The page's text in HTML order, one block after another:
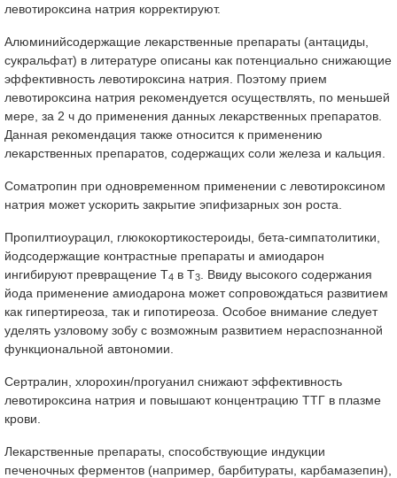
левотироксина натрия корректируют.
Алюминийсодержащие лекарственные препараты (антациды,
сукральфат) в литературе описаны как потенциально снижающие
эффективность левотироксина натрия. Поэтому прием
левотироксина натрия рекомендуется осуществлять, по меньшей
мере, за 2 ч до применения данных лекарственных препаратов.
Данная рекомендация также относится к применению
лекарственных препаратов, содержащих соли железа и кальция.
Соматропин при одновременном применении с левотироксином
натрия может ускорить закрытие эпифизарных зон роста.
Пропилтиоурацил, глюкокортикостероиды, бета-симпатолитики,
йодсодержащие контрастные препараты и амиодарон
ингибируют превращение Т4 в Т3
. Ввиду высокого содержания
йода применение амиодарона может сопровождаться развитием
как гипертиреоза, так и гипотиреоза. Особое внимание следует
уделять узловому зобу с возможным развитием нераспознанной
функциональной автономии.
Сертралин, хлорохин/прогуанил снижают эффективность
левотироксина натрия и повышают концентрацию ТТГ в плазме
крови.
Лекарственные препараты, способствующие индукции
печеночных ферментов (например, барбитураты, карбамазепин),